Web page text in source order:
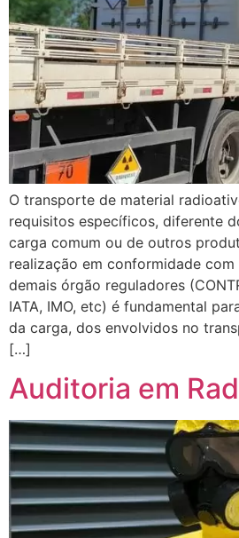
O transporte de material
requisitos específicos, diferente
carga comum ou de outros
realização em conformidade com
demais órgão reguladores
IATA, IMO, etc) é fundamental
da carga, dos envolvidos no
[…]
Auditoria em